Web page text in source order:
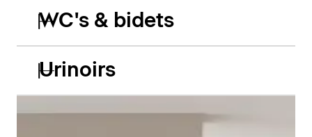
WC's & bidets
Urinoirs